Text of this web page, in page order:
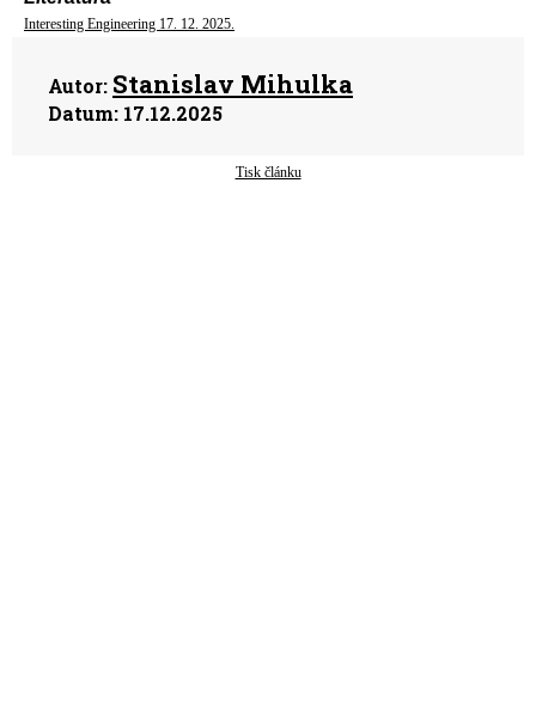
Interesting Engineering 17. 12. 2025.
Autor: Stanislav Mihulka
Datum: 17.12.2025
Tisk článku